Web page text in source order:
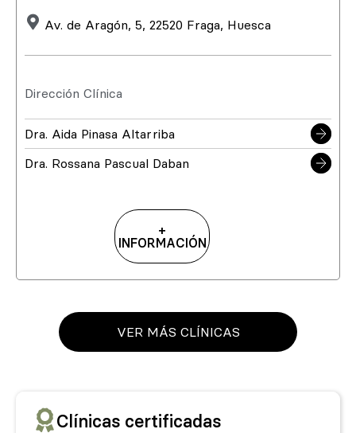
Av. de Aragón, 5, 22520 Fraga, Huesca
Dirección Clínica
Dra. Aida Pinasa Altarriba
Dra. Rossana Pascual Daban
+
INFORMACIÓN
VER MÁS CLÍNICAS
Clínicas certificadas